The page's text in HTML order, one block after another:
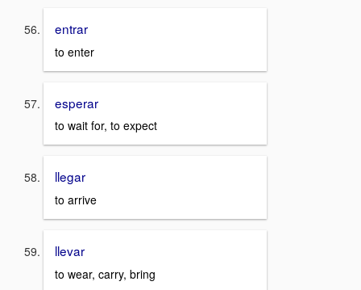
entrar
to enter
esperar
to wait for, to expect
llegar
to arrive
llevar
to wear, carry, bring